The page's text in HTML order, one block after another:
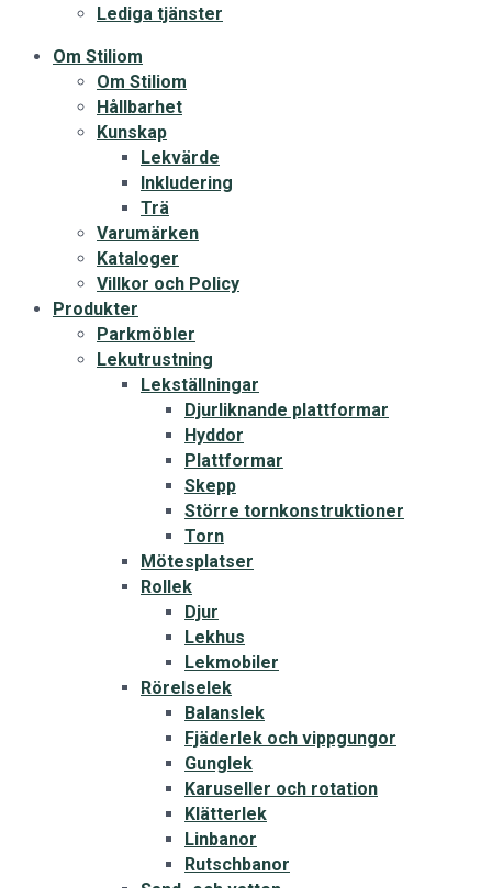
Lediga tjänster
Om Stiliom
Om Stiliom
Hållbarhet
Kunskap
Lekvärde
Inkludering
Trä
Varumärken
Kataloger
Villkor och Policy
Produkter
Parkmöbler
Lekutrustning
Lekställningar
Djurliknande plattformar
Hyddor
Plattformar
Skepp
Större tornkonstruktioner
Torn
Mötesplatser
Rollek
Djur
Lekhus
Lekmobiler
Rörelselek
Balanslek
Fjäderlek och vippgungor
Gunglek
Karuseller och rotation
Klätterlek
Linbanor
Rutschbanor